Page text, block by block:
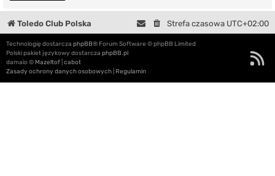
Toledo Club Polska Strefa czasowa UTC+02:00
Technologię dostarcza phpBB® Forum Software © phpBB Limited
Polski pakiet językowy dostarcza phpBB.pl
damaïo © Mazeltof cabot
Zasady ochrony danych osobowych
Regulamin